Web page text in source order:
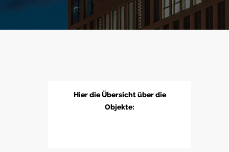
Hier die Übersicht über die
Objekte: